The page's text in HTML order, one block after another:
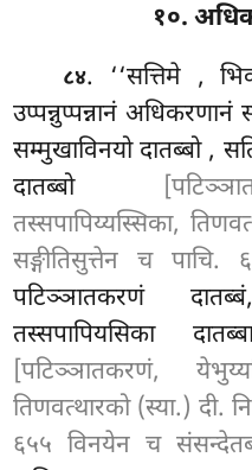
१०.
८४. ‘‘सत्तिमे ,
उप्पन्नुप्पन्नानं
सम्मुखाविनयो दातब्बो ,
दातब्बो
तस्सपापिय्यस्सिका,
सङ्गीतिसुत्तेन च
पटिञ्ञातकरणं
तस्सपापियसिका
[पटिञ्ञातकरणं,
तिणवत्थारको (स्या.) दी.
६५५ विनयेन च